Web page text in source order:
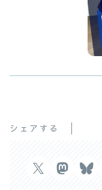
シェアする